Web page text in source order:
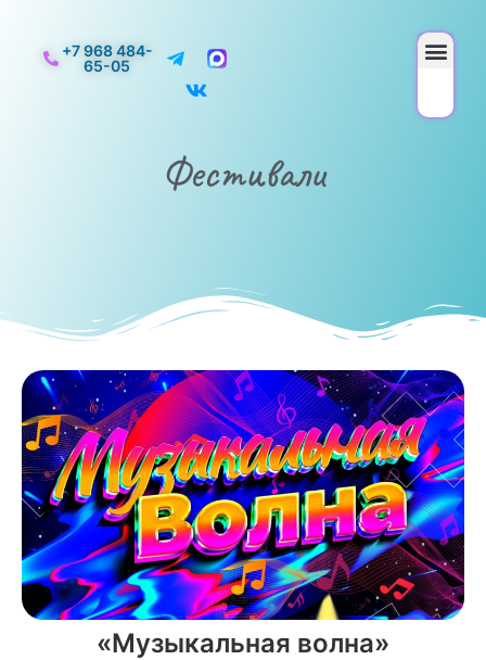
+7 968 484-
65-05
Фестивали
«Музыкальная волна»